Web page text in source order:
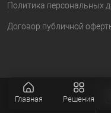
Политика персональных
Договор публичной
Главная Решения